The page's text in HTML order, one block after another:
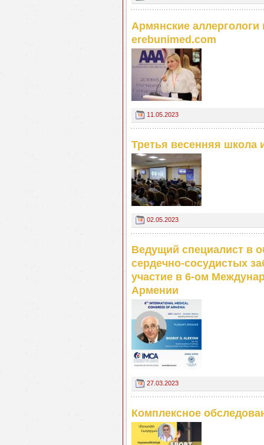
Армянские
erebunimed.com
11.05.2023
Третья весенняя школа
02.05.2023
Ведущий специалист в
сердечно-сосудистых
участие в 6-ом
Армении
27.03.2023
Комплексное